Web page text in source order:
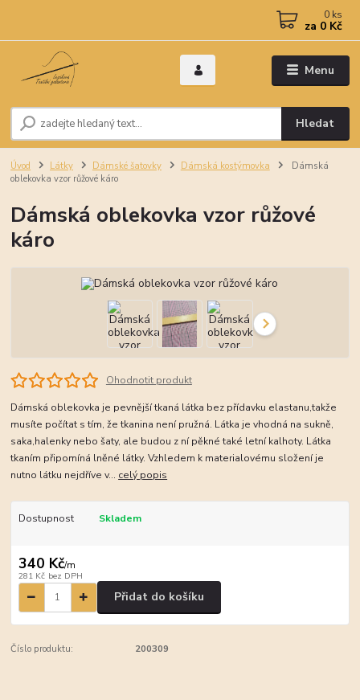
Menu
Hledat
0 ks
za 0 Kč
Úvod Látky Dámské šatovky Dámská kostýmovka
Dámská
oblekovka vzor růžové káro
Dámská oblekovka vzor růžové
káro
Ohodnotit produkt
Dámská oblekovka je pevnější tkaná látka bez přídavku elastanu,takže
musíte počítat s tím, že tkanina není pružná. Látka je vhodná na sukně,
saka,halenky nebo šaty, ale budou z ní pěkné také letní kalhoty. Látka
tkaním připomíná lněné látky. Vzhledem k materialovému složení je
nutno látku nejdříve v... celý popis
Dostupnost Skladem
340 Kč/m
281 Kč bez DPH
Přidat do košíku
Číslo produktu: 200309